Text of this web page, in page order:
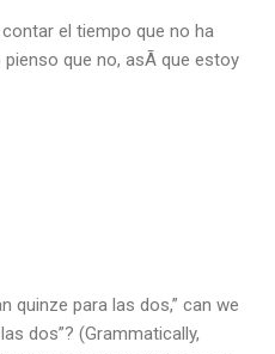
el tiempo que no ha
que no, asÃ­ que estoy
quinze para las dos,” can we
dos”? (Grammatically,